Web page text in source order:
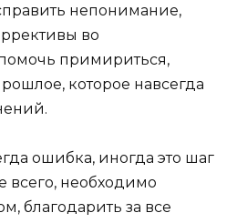
непонимание,
во
примириться,
которое навсегда
ошибка, иногда это шаг
всего, необходимо
благодарить за все